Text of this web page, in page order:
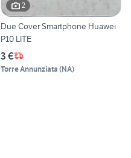
2
Due Cover Smartphone Huawei
P10 LITE
3 €
Torre Annunziata (NA)